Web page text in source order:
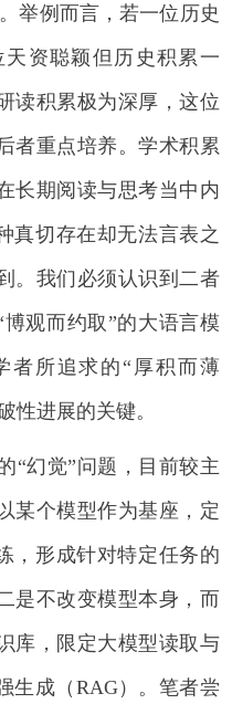
举例而言，若一位历史
资聪颖但历史积累一
读积累极为深厚，这位
者重点培养。学术积累
长期阅读与思考当中内
真切存在却无法言表之
。我们必须认识到二者
观而约取”的大语言模
者所追求的“厚积而薄
性进展的关键。
“幻觉”问题，目前较主
某个模型作为基座，定
，形成针对特定任务的
是不改变模型本身，而
库，限定大模型读取与
生成（RAG）。笔者尝